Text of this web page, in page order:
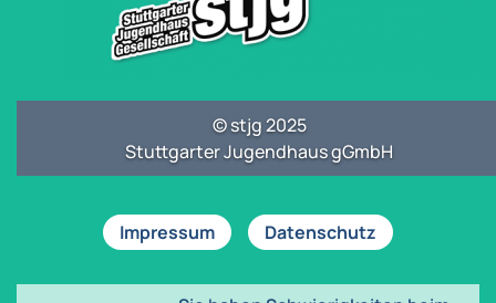
© stjg 2025
Stuttgarter Jugendhaus gGmbH
Impressum Datenschutz